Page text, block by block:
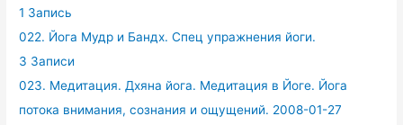
1 Запись
022. Йога Мудр и Бандх. Спец упражнения йоги.
3 Записи
023. Медитация. Дхяна йога. Медитация в Йоге. Йога
потока внимания, сознания и ощущений. 2008-01-27